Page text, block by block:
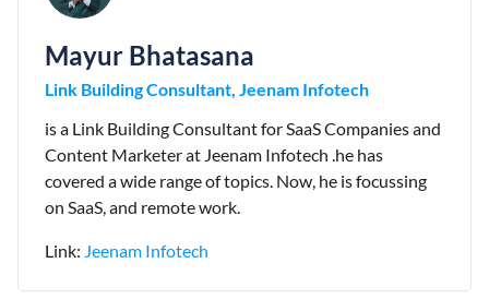
Mayur Bhatasana
Link Building Consultant, Jeenam Infotech
is a Link Building Consultant for SaaS Companies and
Content Marketer at Jeenam Infotech .he has
covered a wide range of topics. Now, he is focussing
on SaaS, and remote work.
Link: Jeenam Infotech